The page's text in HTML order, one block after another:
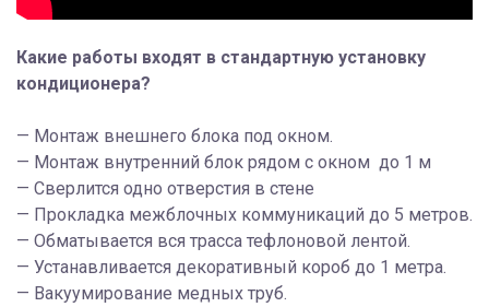
Какие работы входят в стандартную установку
кондиционера?
— Монтаж внешнего блока под окном.
— Монтаж внутренний блок рядом с окном до 1 м
— Сверлится одно отверстия в стене
— Прокладка межблочных коммуникаций до 5 метров.
— Обматывается вся трасса тефлоновой лентой.
— Устанавливается декоративный короб до 1 метра.
— Вакуумирование медных труб.